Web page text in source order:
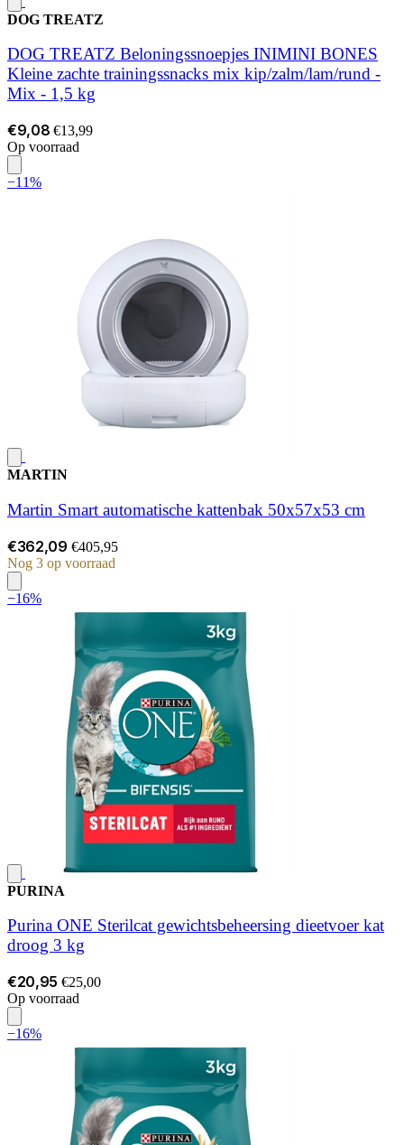
DOG TREATZ
DOG TREATZ Beloningssnoepjes INIMINI BONES
Kleine zachte trainingssnacks mix kip/zalm/lam/rund -
Mix - 1,5 kg
€9,08 €13,99
Op voorraad
−11%
MARTIN
Martin Smart automatische kattenbak 50x57x53 cm
€362,09 €405,95
Nog 3 op voorraad
−16%
PURINA
Purina ONE Sterilcat gewichtsbeheersing dieetvoer kat
droog 3 kg
€20,95 €25,00
Op voorraad
−16%